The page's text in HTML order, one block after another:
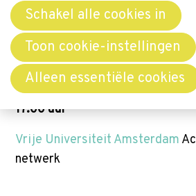
p
t
Videsymposium - Van
Effect: wetenschap en
verbonden
donderdag 3 september 2026 van 13:00 uur tot
17:00 uur
Vrije Universiteit Amsterdam
netwerk
Netwerken
Bibliotheek
Schakel alle cookies in
Toon cookie-instellingen
Alleen essentiële cookies